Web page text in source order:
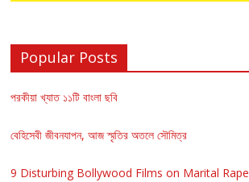
Popular Posts
পরকীয়া খ্যাত ১১টি বাংলা ছবি
বেহিসেবী জীবনযাপন, আজ স্মৃতির অতলে সৌমিত্র
9 Disturbing Bollywood Films on Marital Rape